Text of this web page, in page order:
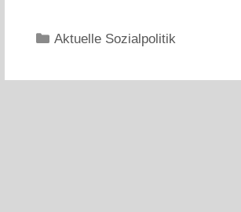
Kategorien
Aktuelle Sozialpolitik